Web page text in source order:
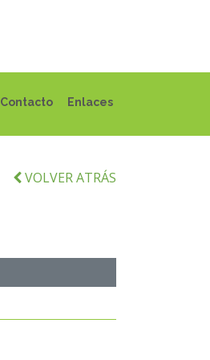
Contacto Enlaces
VOLVER ATRÁS